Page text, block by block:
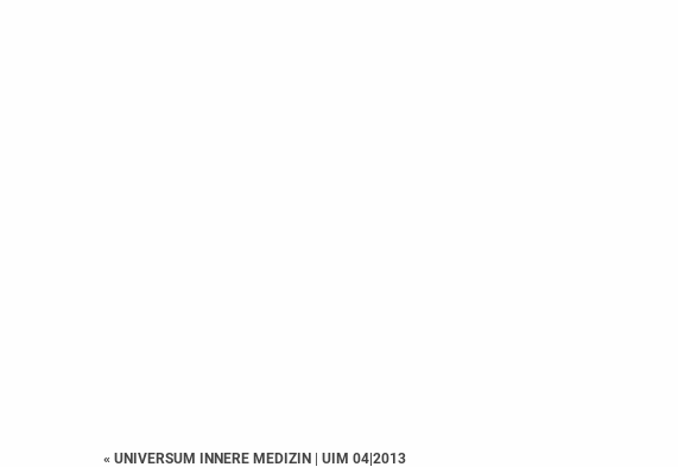
« UNIVERSUM INNERE MEDIZIN UIM 04|2013